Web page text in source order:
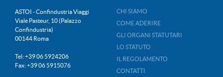
ASTOI - Confindustria Viaggi
Viale Pasteur, 10 (Palazzo
Confindustria)
00144 Roma
Tel: +39 06 5924206
Fax: +39 06 5915076
CHI SIAMO
COME ADERIRE
GLI ORGANI STATUTARI
LO STATUTO
IL REGOLAMENTO
CONTATTI